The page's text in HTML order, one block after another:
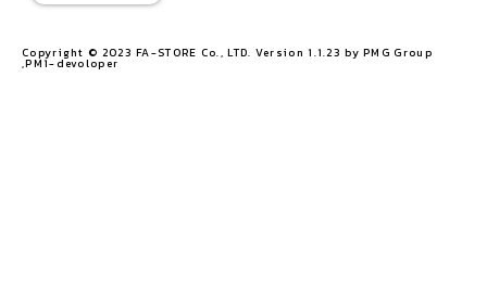
Copyright © 2023 FA-STORE Co., LTD. Version 1.1.23 by PMG Group
,PM1-devoloper​